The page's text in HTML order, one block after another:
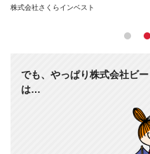
株式会社さくらインベスト
でも、やっぱり株式会社ビ
は…